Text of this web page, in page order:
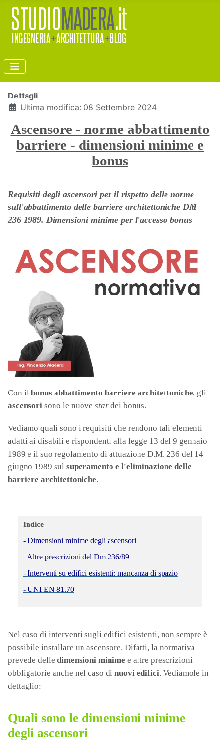
Dettagli
Ultima modifica: 08 Settembre 2024
Ascensore - norme abbattimento
barriere - dimensioni minime e
bonus
Requisiti degli ascensori per il rispetto delle norme
sull'abbattimento delle barriere architettoniche DM
236 1989. Dimensioni minime per l'accesso bonus
Con il bonus abbattimento barriere architettoniche, gli
ascensori sono le nuove star dei bonus.
Vediamo quali sono i requisiti che rendono tali elementi
adatti ai disabili e rispondenti alla legge 13 del 9 gennaio
1989 e il suo regolamento di attuazione D.M. 236 del 14
giugno 1989 sul superamento e l'eliminazione delle
barriere architettoniche.
Indice
- Dimensioni minime degli ascensori
- Altre prescrizioni del Dm 236/89
- Interventi su edifici esistenti: mancanza di spazio
- UNI EN 81.70
Nel caso di interventi sugli edifici esistenti, non sempre è
possibile installare un ascensore. Difatti, la normativa
prevede delle dimensioni minime e altre prescrizioni
obbligatorie anche nel caso di nuovi edifici. Vediamole in
dettaglio:
Quali sono le dimensioni minime
degli ascensori